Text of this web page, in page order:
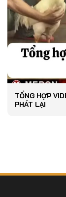
TỔNG HỢP
PHÁT LẠI